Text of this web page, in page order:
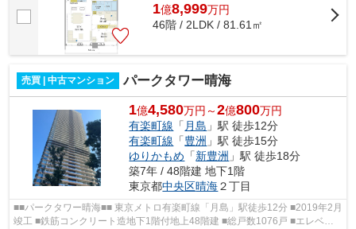
1億8,999万円
46階 / 2LDK / 81.61㎡
売買 | 中古マンション パークタワー晴海
1億4,580万円～2億800万円
有楽町線 「 月島 」駅 徒歩12分
有楽町線 「豊洲 」駅 徒歩15分
ゆりかもめ 「新豊洲 」駅 徒歩18分
築7年 / 48階建 地下1階
東京都中央区晴海２丁目
■■パークタワー晴海■■ 東京メトロ有楽町線「月島」駅徒歩12分 ■2019年2月
竣工 ■鉄筋コンクリート造地下1階付地上48階建 ■総戸数1076戸 ■エレベー